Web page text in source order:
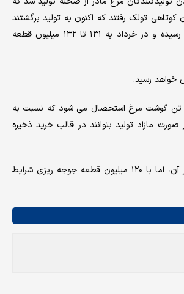
تولک رفتند که اکنون به تولید برگشتند‌
که در نهایت آمار جوجه ریزی از ۹۶ میلیون قطعه فروردین به ۱۲۱ میلیون قطعه اردیبهشت رسیده و در خرداد به ۱۳۱ تا ۱۳۲ میلیون قطعه
خواهد رسید.
برآوردهای صورت گرفته از ۱۳۰ میلیون قطعه جوجه ریزی خرداد ۲۶۰ هزار تن گوشت مرغ استحصال می شود که نسبت به
مازاد تولید بتوانند در قالب خرید ذخیره
وی با اشاره به آینده بازار مرغ گفت: با توجه به میزان مصرف و عوامل تاثیر گذار مختلف بر آن، اما با ۱۲۰ میلیون قطعه جوجه ریزی شرایط